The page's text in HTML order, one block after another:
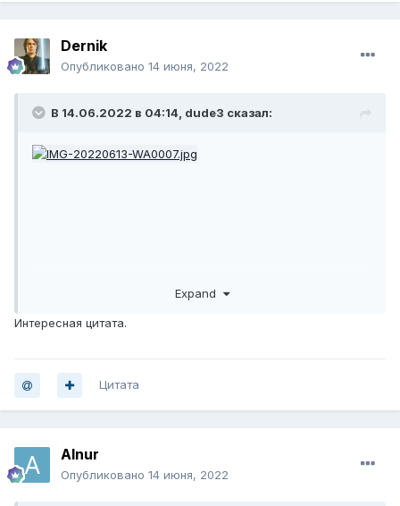
Dernik
Опубликовано 14 июня, 2022
В 14.06.2022 в 04:14, dude3 сказал:
Expand
Интересная цитата.
Цитата
Alnur
Опубликовано 14 июня, 2022